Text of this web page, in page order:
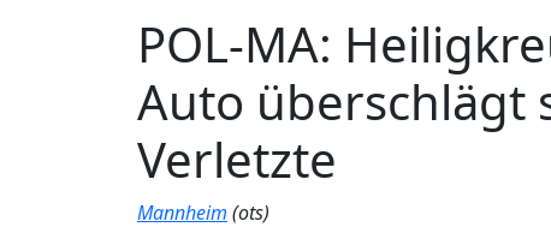
POL-MA:
Auto überschlägt
Verletzte
Mannheim (ots)